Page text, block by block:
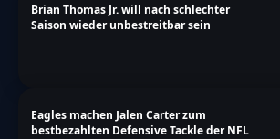
Brian Thomas Jr. will nach schlechter
Saison wieder unbestreitbar sein
Eagles machen Jalen Carter zum
bestbezahlten Defensive Tackle der NFL